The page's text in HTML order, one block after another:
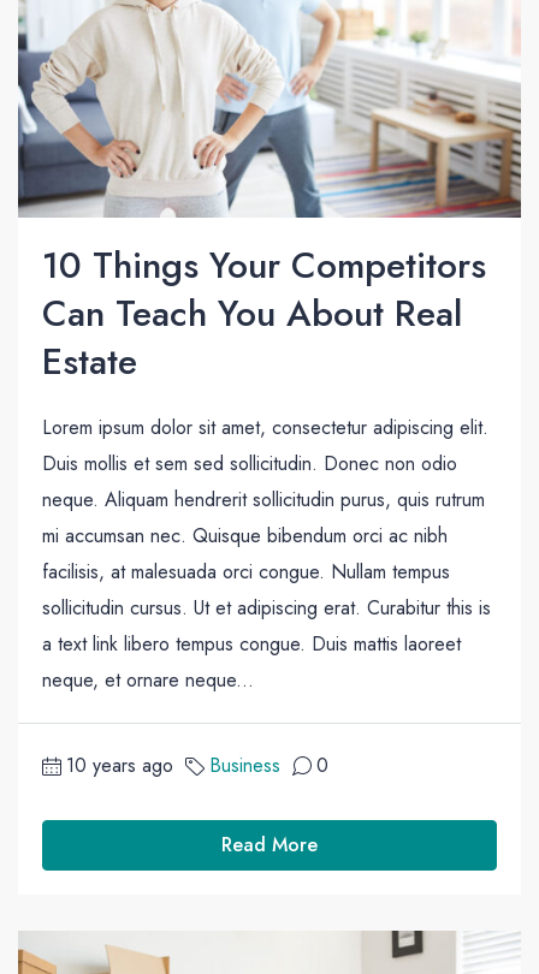
10 Things Your Competitors
Can Teach You About Real
Estate
Lorem ipsum dolor sit amet, consectetur adipiscing elit.
Duis mollis et sem sed sollicitudin. Donec non odio
neque. Aliquam hendrerit sollicitudin purus, quis rutrum
mi accumsan nec. Quisque bibendum orci ac nibh
facilisis, at malesuada orci congue. Nullam tempus
sollicitudin cursus. Ut et adipiscing erat. Curabitur this is
a text link libero tempus congue. Duis mattis laoreet
neque, et ornare neque...
10 years ago Business 0
Read More